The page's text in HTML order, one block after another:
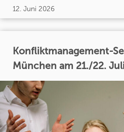
12. Juni 2026
Konfliktmanagement-
München am 21./22. Juli